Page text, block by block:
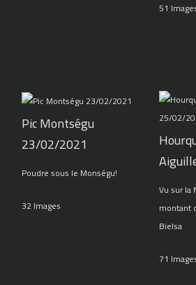
51
Pic Montségu
23/02/2021
Poudre sous le Monségu!
32 Images
Vu sur la
montant
Bielsa
71